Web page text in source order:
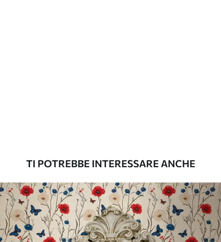
Standard
45.0027.00€/m²
Premium
56.67 34.00 €/m²
TI POTREBBE INTERESSARE ANCHE